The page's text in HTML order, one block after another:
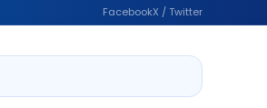
FacebookX / Twitter